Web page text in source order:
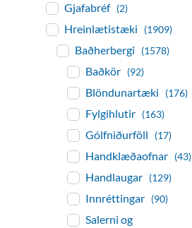
Gjafabréf (2)
Hreinlætistæki (1909)
Baðherbergi (1578)
Baðkör (92)
Blöndunartæki (176)
Fylgihlutir (163)
Gólfniðurföll (17)
Handklæðaofnar (43)
Handlaugar (129)
Innréttingar (90)
Salerni og